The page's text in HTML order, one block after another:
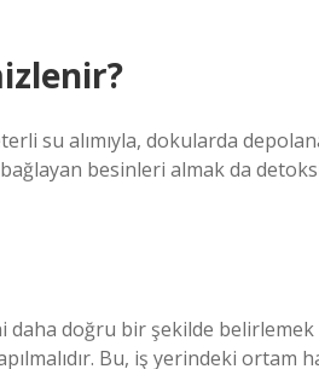
su alımıyla, dokularda
besinleri almak da
doğru bir şekilde belirlemek
Bu, iş yerindeki ortam